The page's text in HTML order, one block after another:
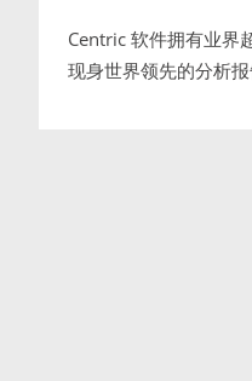
Centric 软件拥有业界
现身世界领先的分析报